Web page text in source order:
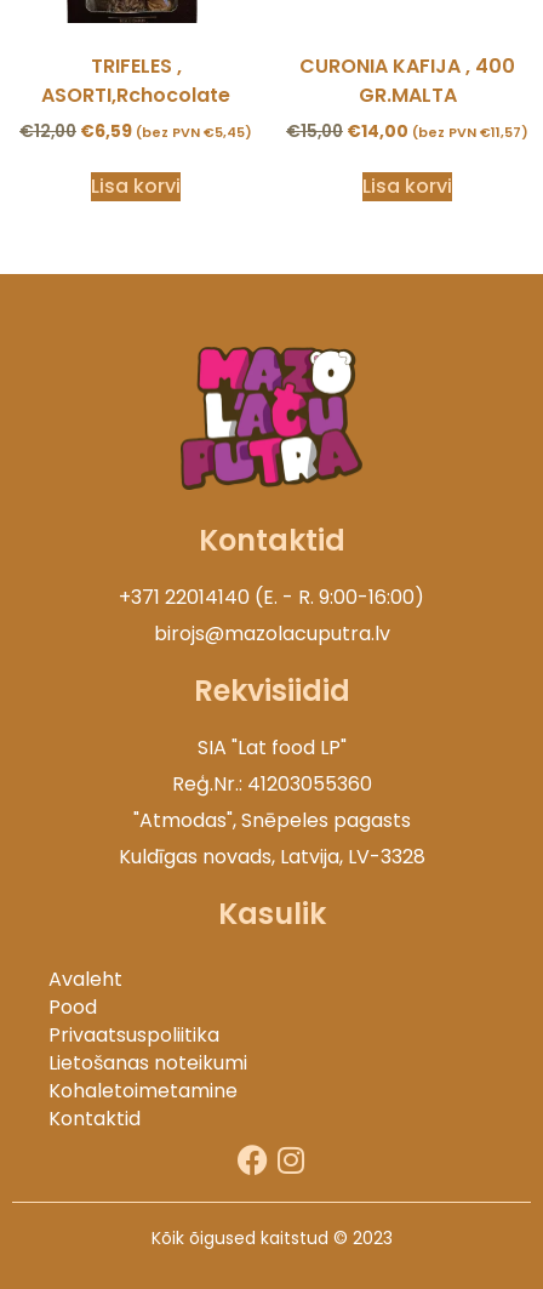
TRIFELES ,
ASORTI,Rchocolate
€12,00 €6,59 (bez PVN€5,45)
Lisa korvi
CURONIA KAFIJA , 400
GR.MALTA
€15,00 €14,00 (bez PVN€11,57)
Lisa korvi
Kontaktid
+371 22014140 (E. - R. 9:00-16:00)
birojs@mazolacuputra.lv
Rekvisiidid
SIA "Lat food LP"
Reģ.Nr.: 41203055360
"Atmodas", Snēpeles pagasts
Kuldīgas novads, Latvija, LV-3328
Kasulik
Avaleht
Pood
Privaatsuspoliitika
Lietošanas noteikumi
Kohaletoimetamine
Kontaktid
Kõik õigused kaitstud © 2023